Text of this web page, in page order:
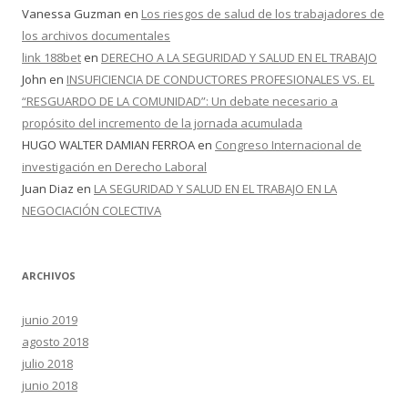
Vanessa Guzman en Los riesgos de salud de los trabajadores de
los archivos documentales
link 188bet en DERECHO A LA SEGURIDAD Y SALUD EN EL TRABAJO
John en INSUFICIENCIA DE CONDUCTORES PROFESIONALES VS. EL
“RESGUARDO DE LA COMUNIDAD”: Un debate necesario a
propósito del incremento de la jornada acumulada
HUGO WALTER DAMIAN FERROA en Congreso Internacional de
investigación en Derecho Laboral
Juan Diaz en LA SEGURIDAD Y SALUD EN EL TRABAJO EN LA
NEGOCIACIÓN COLECTIVA
ARCHIVOS
junio 2019
agosto 2018
julio 2018
junio 2018